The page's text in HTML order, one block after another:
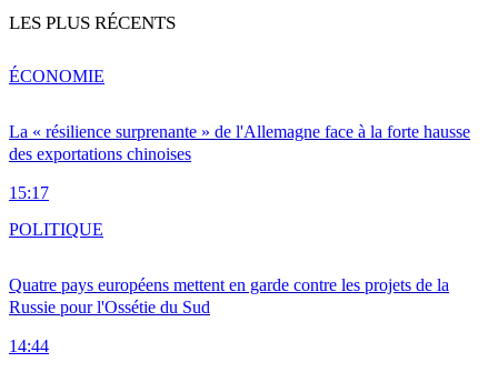
LES PLUS RÉCENTS
La « résilience surprenante » de l'Allemagne face à la forte hausse
des exportations chinoises
15:17
ÉCONOMIE
Quatre pays européens mettent en garde contre les projets de la
Russie pour l'Ossétie du Sud
14:44
POLITIQUE